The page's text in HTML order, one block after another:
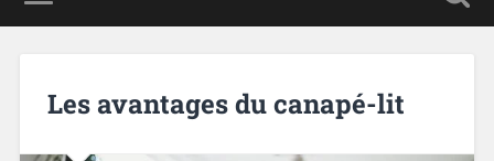
Les avantages du canapé-lit